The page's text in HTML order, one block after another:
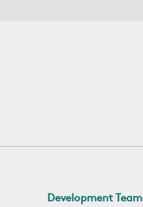
Development